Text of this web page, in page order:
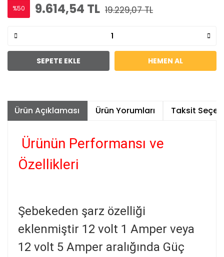
%50 9.614,54 TL 19.229,07 TL
SEPETE EKLE HEMEN AL
Ürün Açıklaması Ürün Yorumları Taksit
Ürünün Performansı ve
Özellikleri
Şebekeden şarz özelliği
eklenmiştir 12 volt 1 Amper veya
12 volt 5 Amper aralığında Güç